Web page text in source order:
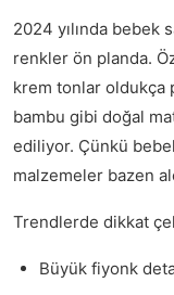
2024 yılında bebek
renkler ön planda.
krem tonlar oldukça
bambu gibi doğal
ediliyor. Çünkü
malzemeler bazen
Trendlerde dikkat
Büyük fiyonk